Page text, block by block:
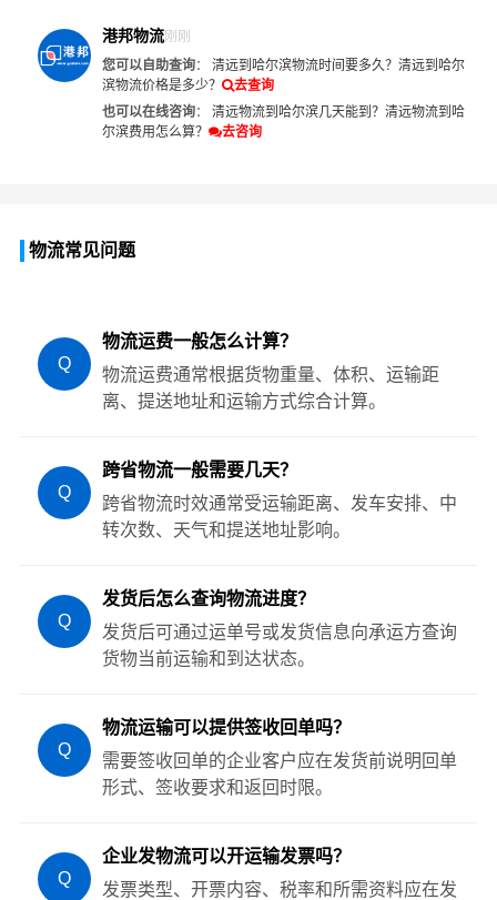
港邦物流刚刚
您可以自助查询： 清远到哈尔滨物流时间要多久？ 清远到哈尔
滨物流价格是多少？
去查询
也可以在线咨询： 清远物流到哈尔滨几天能到？ 清远物流到哈
尔滨费用怎么算？
去咨询
物流常见问题
Q
物流运费一般怎么计算？
物流运费通常根据货物重量、体积、运输距
离、提送地址和运输方式综合计算。
Q
跨省物流一般需要几天？
跨省物流时效通常受运输距离、发车安排、中
转次数、天气和提送地址影响。
Q
发货后怎么查询物流进度？
发货后可通过运单号或发货信息向承运方查询
货物当前运输和到达状态。
Q
物流运输可以提供签收回单吗？
需要签收回单的企业客户应在发货前说明回单
形式、签收要求和返回时限。
Q
企业发物流可以开运输发票吗？
发票类型、开票内容、税率和所需资料应在发